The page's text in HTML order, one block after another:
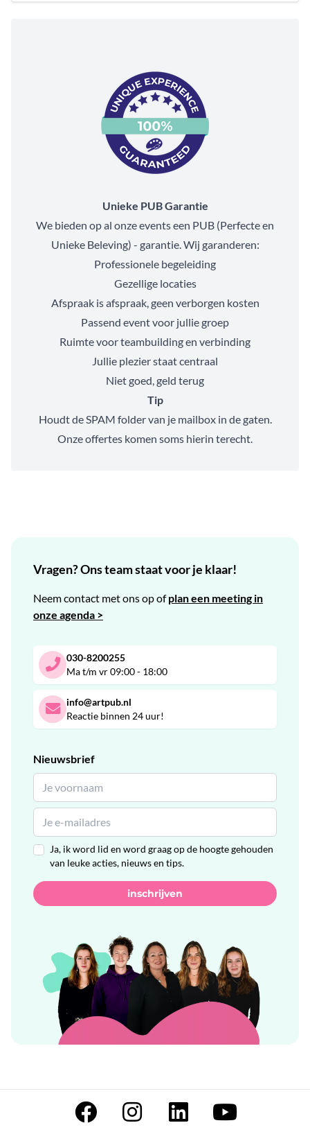
Unieke PUB Garantie
We bieden op al onze events een PUB (Perfecte en
Unieke Beleving) - garantie. Wij garanderen:
Professionele begeleiding
Gezellige locaties
Afspraak is afspraak, geen verborgen kosten
Passend event voor jullie groep
Ruimte voor teambuilding en verbinding
Jullie plezier staat centraal
Niet goed, geld terug
Tip
Houdt de SPAM folder van je mailbox in de gaten.
Onze offertes komen soms hierin terecht.
Vragen? Ons team staat voor je klaar!
Neem contact met ons op ofplan een meeting in
onze agenda >
030-8200255
Ma t/m vr 09:00 - 18:00
info@artpub.nl
Reactie binnen 24 uur!
Nieuwsbrief
Ja, ik word lid en word graag op de hoogte gehouden
van leuke acties, nieuws en tips.